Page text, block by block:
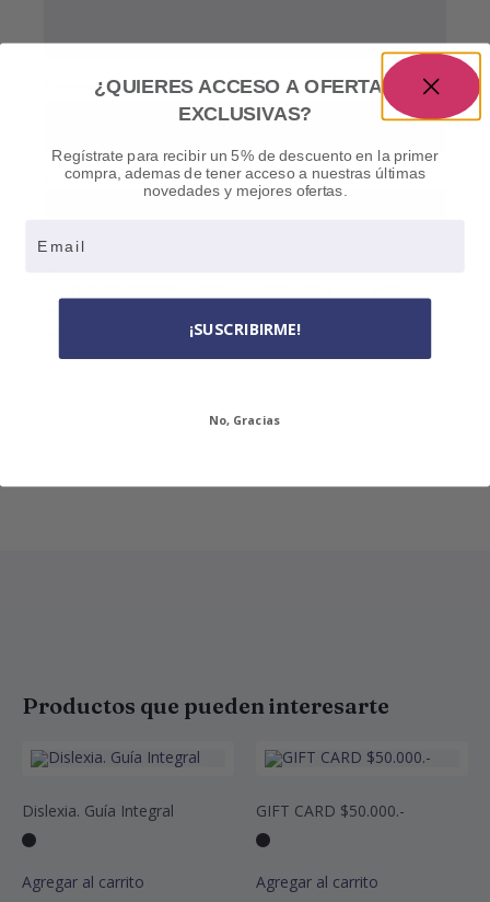
Nombre*
Correo electrónico*
Productos que pueden interesarte
Dislexia. Guía Integral
Agregar al carrito
GIFT CARD $50.000.-
Agregar al carrito
¿QUIERES ACCESO A OFERTAS
EXCLUSIVAS?
Regístrate para recibir un 5% de descuento en la primer
compra, ademas de tener acceso a nuestras últimas
novedades y mejores ofertas.
¡SUSCRIBIRME!
No, Gracias